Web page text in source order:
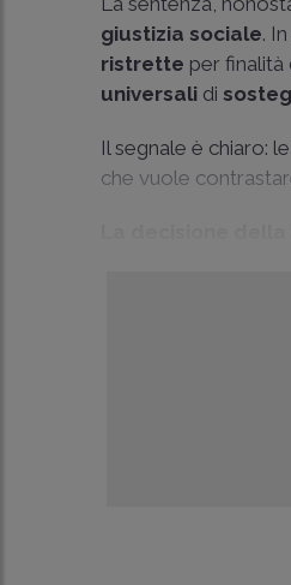
giustizia sociale.
ristrette per finalità
universali di
Il segnale è chiaro:
che vuole